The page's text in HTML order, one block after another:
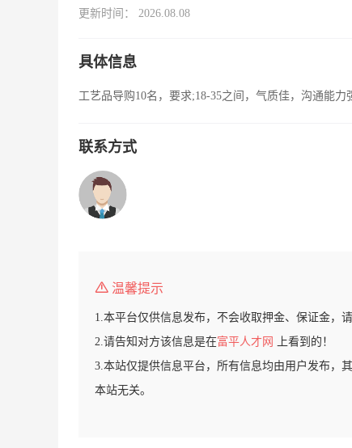
更新时间： 2026.08.08
具体信息
工艺品导购10名，要求;18-35之间，气质佳，沟通能
联系方式
温馨提示
1.本平台仅供信息发布，不会收取押金、保证金，
2.请告知对方该信息是在富平人才网
上看到的！
3.本站仅提供信息平台，所有信息均由用户发布，
本站无关。